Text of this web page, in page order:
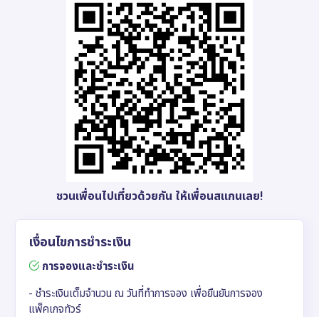
ชวนเพื่อนไปเที่ยวด้วยกัน ให้เพื่อนสแกนเลย!
เงื่อนไขการชำระเงิน
การจองและชำระเงิน
- ชำระเงินเต็มจำนวน ณ วันที่ทำการจอง เพื่อยืนยันการจอง
แพ็คเกจทัวร์